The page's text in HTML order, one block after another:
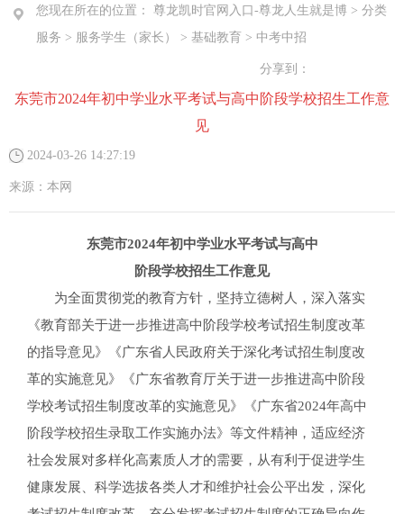
您现在所在的位置： 尊龙凯时官网入口-尊龙人生就是博 > 分类
服务 > 服务学生（家长） > 基础教育 > 中考中招
分享到：
东莞市2024年初中学业水平考试与高中阶段学校招生工作意
见
2024-03-26 14:27:19
来源： 本网
东莞市2024年初中学业水平考试与高中
阶段学校招生工作意见
为全面贯彻党的教育方针，坚持立德树人，深入落实
《教育部关于进一步推进高中阶段学校考试招生制度改革
的指导意见》《广东省人民政府关于深化考试招生制度改
革的实施意见》《广东省教育厅关于进一步推进高中阶段
学校考试招生制度改革的实施意见》《广东省2024年高中
阶段学校招生录取工作实施办法》等文件精神，适应经济
社会发展对多样化高素质人才的需要，从有利于促进学生
健康发展、科学选拔各类人才和维护社会公平出发，深化